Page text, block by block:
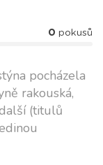
0 pokusů
pocházela
rakouská,
(titulů